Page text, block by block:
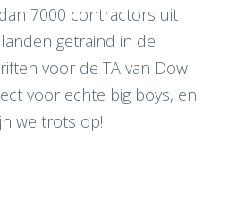
7000 contractors uit
getraind in de
voor de TA van Dow
voor echte big boys, en
we trots op!